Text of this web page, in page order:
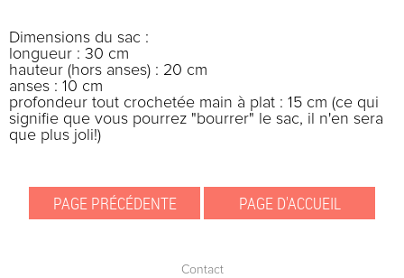
Dimensions du sac :
longueur : 30 cm
hauteur (hors anses) : 20 cm
anses : 10 cm
profondeur tout crochetée main à plat : 15 cm (ce qui
signifie que vous pourrez "bourrer" le sac, il n'en sera
que plus joli!)
Contact